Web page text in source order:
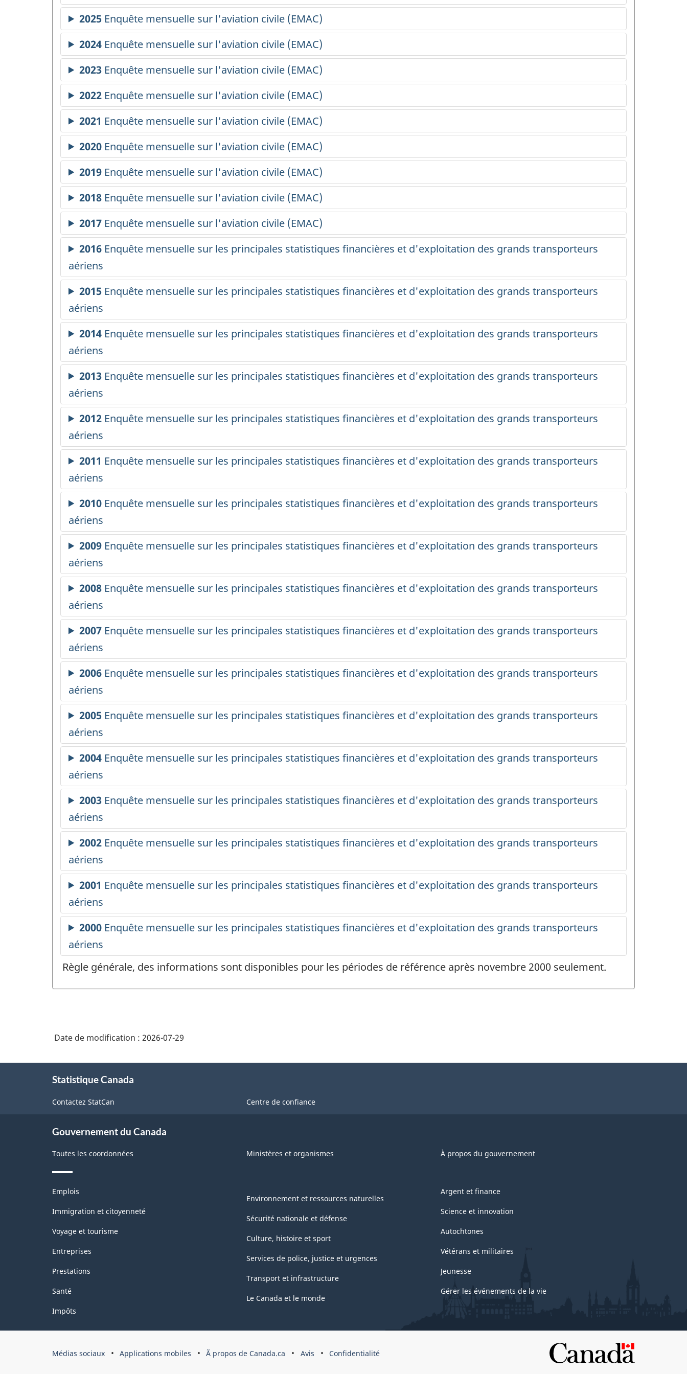
Règle générale, des informations sont disponibles pour les périodes de référence après novembre 2000 seulement.
Date de modification : 2026-07-29
Statistique Canada
Contactez StatCan Centre de confiance
Gouvernement du Canada
Toutes les coordonnées Ministères et organismes À propos du gouvernement
Thèmes
sujets
Emplois
Immigration et citoyenneté
Voyage et tourisme
Entreprises
Prestations
Santé
Impôts
Environnement et ressources naturelles
Sécurité nationale et défense
Culture, histoire et sport
Services de police, justice et urgences
Transport et infrastructure
Le Canada et le monde
Argent et finance
Science et innovation
Autochtones
Vétérans et militaires
Jeunesse
Gérer les événements de la vie
Organisation
Médias sociaux Applications mobiles Ã propos de Canada.ca Avis Confidentialité